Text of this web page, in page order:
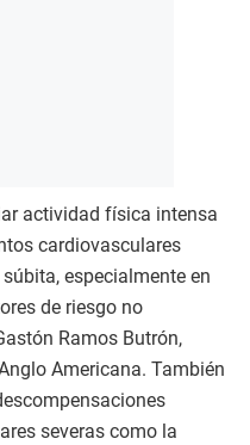
actividad física intensa
cardiovasculares
especialmente en
de riesgo no
Ramos Butrón,
Americana. También
severas como la